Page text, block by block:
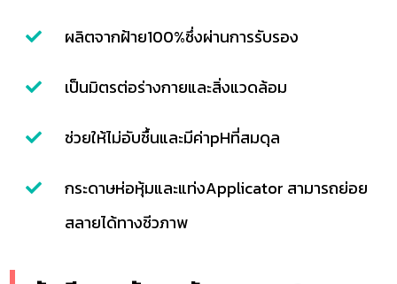
ผลิตจากฝ้าย100%ซึ่งผ่านการรับรอง
เป็นมิตรต่อร่างกายและสิ่งแวดล้อม
ช่วยให้ไม่อับชื้นและมีค่าpHที่สมดุล
กระดาษห่อหุ้มและแท่งApplicator สามารถย่อย
สลายได้ทางชีวภาพ